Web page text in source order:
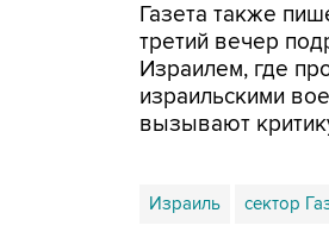
Газета также
третий вечер
Израилем, где
израильскими
вызывают
Израиль сектор